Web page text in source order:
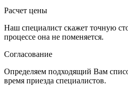
Расчет цены
Наш специалист скажет точную
процессе она не поменяется.
Согласование
Определяем подходящий Вам
время приезда специалистов.